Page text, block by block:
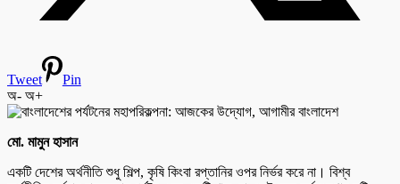
Tweet
Pin
অ- অ+
মো. মামুন হাসান
একটি দেশের অর্থনীতি শুধু শিল্প, কৃষি কিংবা রপ্তানির ওপর নির্ভর করে না। বিশ্ব